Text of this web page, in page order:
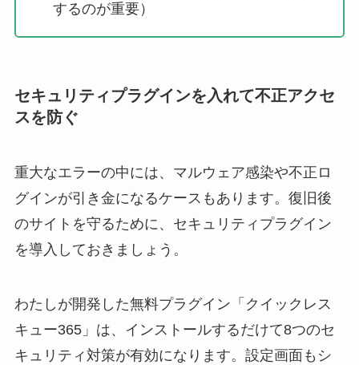
するのが重要）
セキュリティプラグインを入れて不正アクセ
スを防ぐ
重大なエラーの中には、マルウェア感染や不正ロ
グインが引き金になるケースもあります。復旧後
のサイトを守るために、セキュリティプラグイン
を導入しておきましょう。
わたしが開発した無料プラグイン「クイックレス
キュー365」は、インストールするだけて8つのセ
キュリティ対策が有効になります。設定画面もシ